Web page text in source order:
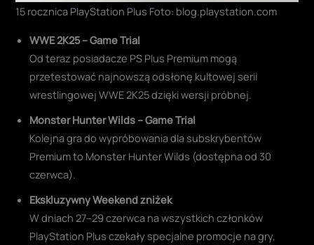
15 rocznica PlayStation Plus Foto: blog.playstation.com
WWE 2K25 – Game Trial
Od teraz posiadacze PS Plus Premium mogą
przetestować najnowszą odsłonę kultowej serii
wrestlingowej WWE 2K25 dzięki wersji próbnej.
Monster Hunter Wilds – Game Trial
Kolejna gra do wypróbowania dla subskrybentów
Premium to Monster Hunter Wilds (dostępna od 30
czerwca).
Ekskluzywny Weekend zniżek
W dniach 27–29 czerwca na wszystkich członków
PlayStation Plus czekały specjalne promocje na gry,